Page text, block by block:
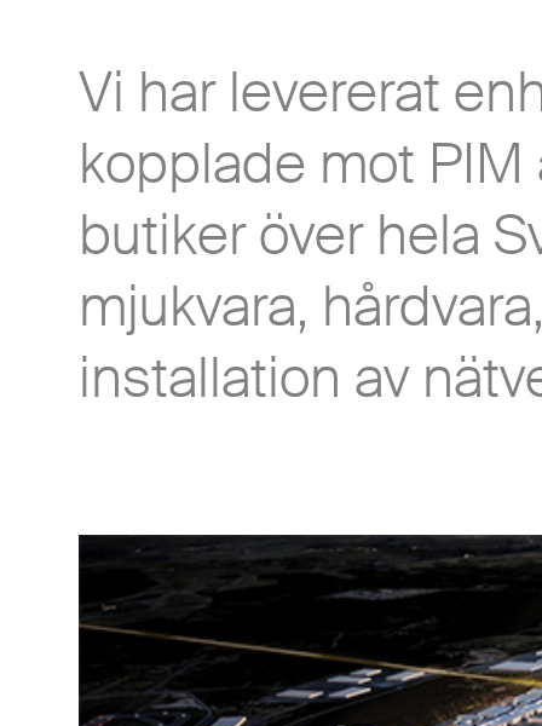
Vi har levererat
kopplade mot
butiker över hela
mjukvara,
installation av